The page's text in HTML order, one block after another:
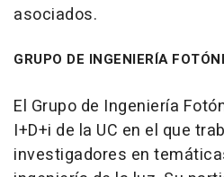
asociados.
GRUPO DE INGENIERÍA
El Grupo de Ingeniería
I+D+i de la UC en el que
investigadores en